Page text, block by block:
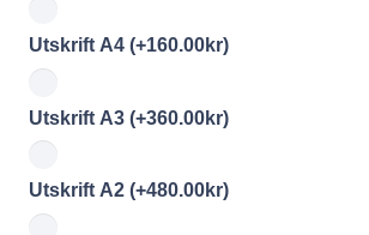
Utskrift A4 (+160.00kr)
Utskrift A3 (+360.00kr)
Utskrift A2 (+480.00kr)